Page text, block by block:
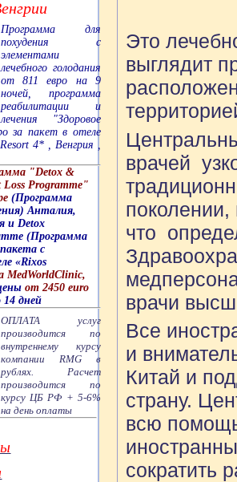
Программа для
похудения с
элементами
лечебного голодания
от 811 евро на 9
ночей, программа
реабилитации и
лечения "Здоровое
за пакет в отеле
4* , Венгрия ,
"Detox &
Loss Programme"
(Программа
Анталия,
и Detox
(Программа
с
«Rixos
MedWorldClinic,
от 2450 euro
14 дней
ОПЛАТА услуг
производится по
внутреннему курсу
компании RMG в
рублях. Расчет
производится по
курсу ЦБ РФ + 5-6%
на день оплаты
Это
выглядит
врачей
поколении,
что
врачи
Все
и
Китай и
страну.
всю
сократить